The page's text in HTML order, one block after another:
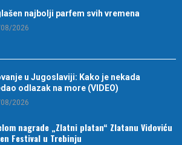
najbolji parfem svih vremena
2026
u Jugoslaviji: Kako je nekada
odlazak na more (VIDEO)
2026
nagrade „Zlatni platan“ Zlatanu Vidoviću
Festival u Trebinju